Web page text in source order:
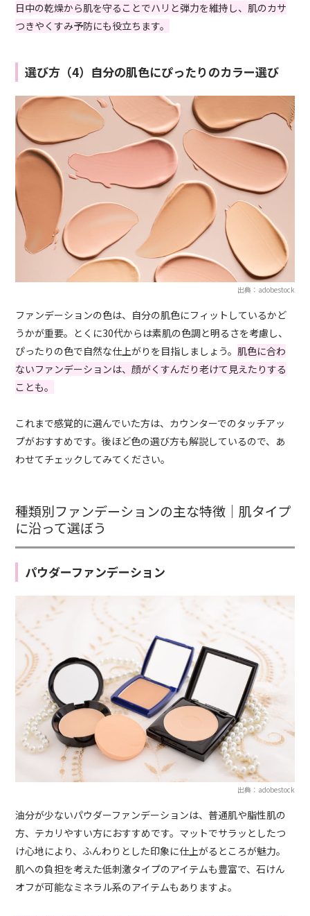
日中の乾燥から肌を守ることでハリと弾力を維持し、肌のカサ
つきやくすみ予防にも役立ちます。
選び方（4）自分の肌色にぴったりのカラー選び
出典：adobestock
ファンデーションの色は、自分の肌色にフィットしているかど
うかが重要。とくに30代からは素肌の色調と明るさを考慮し、
ぴったりの色で自然な仕上がりを目指しましょう。 肌色に合わ
ないファンデーションは、顔がくすんだり老けて見えたりする
ことも。
これまで感覚的に選んでいた方は、カウンターでのタッチアッ
プがおすすめです。後ほど色の選び方も解説しているので、あ
わせてチェックしてみてください。
種類別ファンデーションの主な特徴｜肌タイプ
に沿って選ぼう
パウダーファンデーション
出典：adobestock
油分が少ないパウダーファンデーションは、普通肌や脂性肌の
方、テカリやすい方におすすめです。マットでサラッとしたつ
け心地により、ふんわりとした印象に仕上がるところが魅力。
肌への負担を考えた低刺激タイプのアイテムも豊富で、石けん
オフが可能なミネラル系のアイテムもありますよ。